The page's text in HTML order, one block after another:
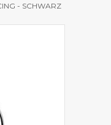
- SCHWARZ